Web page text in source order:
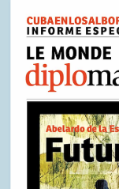
José Mujica
–en una red